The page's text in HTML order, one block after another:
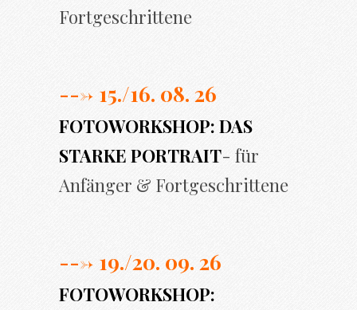
Fortgeschrittene
---> 15./16. 08. 26
FOTOWORKSHOP: DAS
STARKE PORTRAIT- für
Anfänger & Fortgeschrittene
---> 19./20. 09. 26
FOTOWORKSHOP: